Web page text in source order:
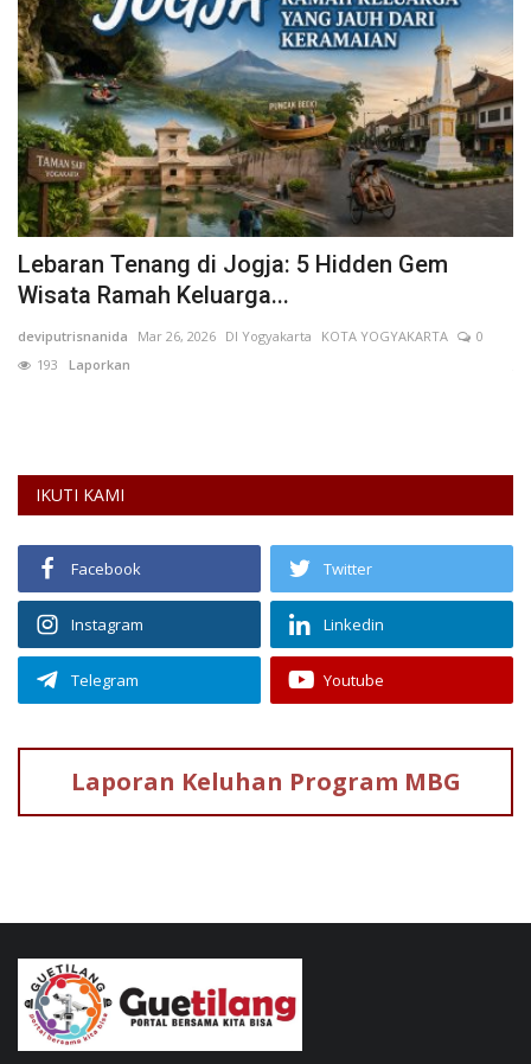
Lebaran Tenang di Jogja: 5 Hidden Gem
Wisata Ramah Keluarga...
deviputrisnanida Mar 26, 2026 DI Yogyakarta KOTA YOGYAKARTA
0
193 Laporkan
IKUTI KAMI
Facebook Twitter
Instagram Linkedin
Telegram Youtube
Laporan Keluhan Program MBG